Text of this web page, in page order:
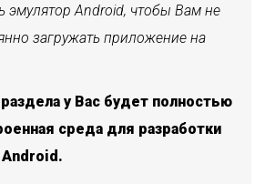
эмулятор Android, чтобы Вам не
загружать приложение на
у Вас будет полностью
среда для разработки